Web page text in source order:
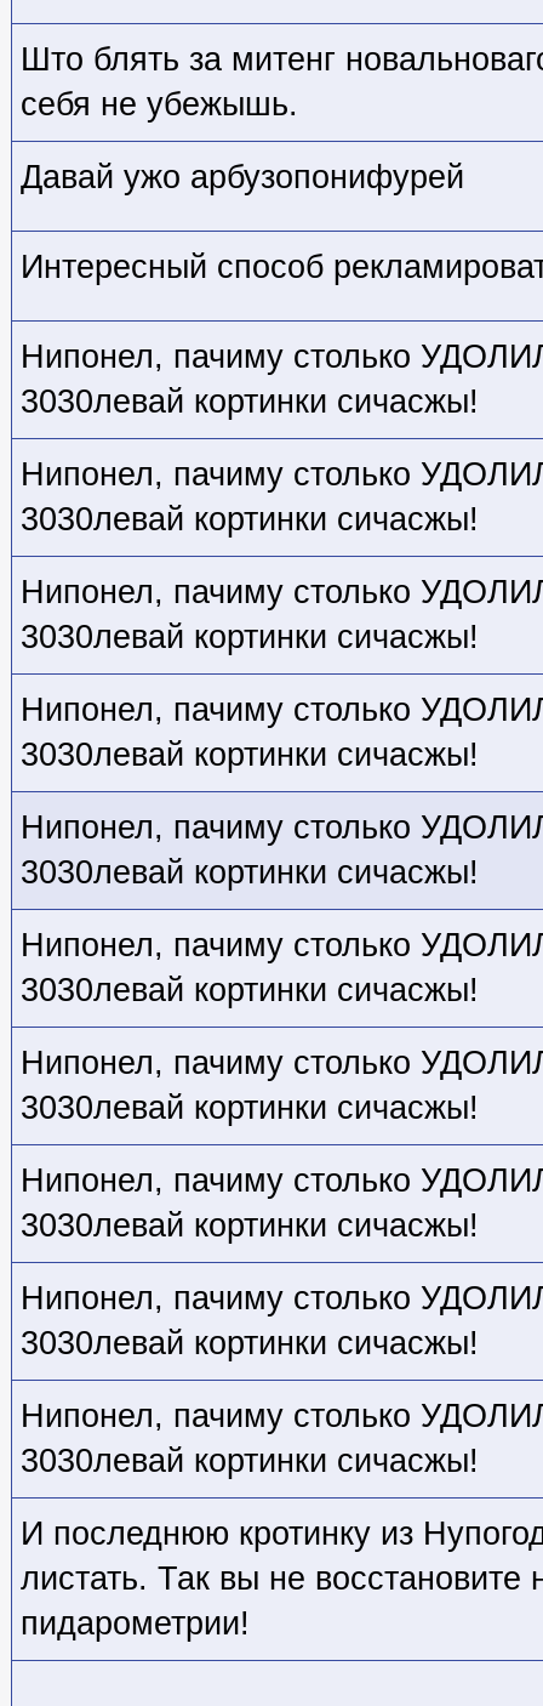
Што блять за митенг
себя не убежышь.
Давай ужо арбузопонифурей
Интересный способ
Нипонел, пачиму столько
3030левай кортинки сичасжы!
Нипонел, пачиму столько
3030левай кортинки сичасжы!
Нипонел, пачиму столько
3030левай кортинки сичасжы!
Нипонел, пачиму столько
3030левай кортинки сичасжы!
Нипонел, пачиму столько
3030левай кортинки сичасжы!
Нипонел, пачиму столько
3030левай кортинки сичасжы!
Нипонел, пачиму столько
3030левай кортинки сичасжы!
Нипонел, пачиму столько
3030левай кортинки сичасжы!
Нипонел, пачиму столько
3030левай кортинки сичасжы!
Нипонел, пачиму столько
3030левай кортинки сичасжы!
И последнюю кротинку из
листать. Так вы не
пидарометрии!